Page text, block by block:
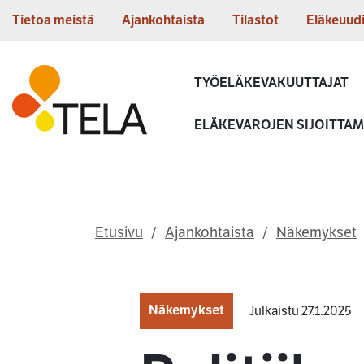
Siirry sisältöön
Tietoa meistä Ajankohtaista Tilastot
Etusivu
TYÖELÄKEVAKUUTTAJAT
ELÄKEVAROJEN
Etusivu Ajankohtaista Näkemykset
Näkemykset Julkaistu 27.1.2025